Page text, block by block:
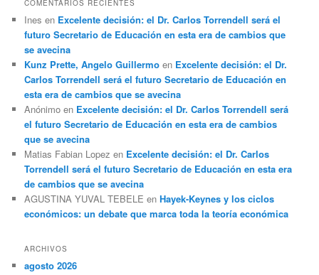
COMENTARIOS RECIENTES
Ines en Excelente decisión: el Dr. Carlos Torrendell será el
futuro Secretario de Educación en esta era de cambios que
se avecina
Kunz Prette, Angelo Guillermo en Excelente decisión: el Dr.
Carlos Torrendell será el futuro Secretario de Educación en
esta era de cambios que se avecina
Anónimo en Excelente decisión: el Dr. Carlos Torrendell será
el futuro Secretario de Educación en esta era de cambios
que se avecina
Matias Fabian Lopez en Excelente decisión: el Dr. Carlos
Torrendell será el futuro Secretario de Educación en esta era
de cambios que se avecina
AGUSTINA YUVAL TEBELE enHayek-Keynes y los ciclos
económicos: un debate que marca toda la teoría económica
ARCHIVOS
agosto 2026